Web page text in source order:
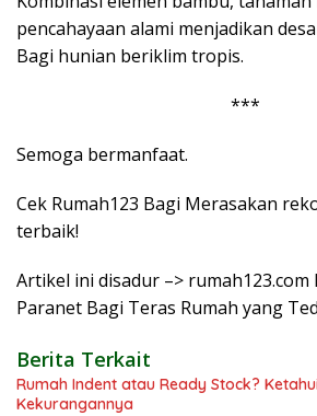
pencahayaan alami menjadikan
Bagi hunian beriklim tropis.
***
Semoga bermanfaat.
Cek Rumah123 Bagi Merasakan
terbaik!
Artikel ini disadur –> rumah123.com
Paranet Bagi Teras Rumah yang
Berita Terkait
Rumah Indent atau Ready Stock?
Kekurangannya